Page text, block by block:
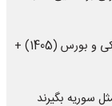
از کجا نقره بخریم؟ مقایسه خرید نقره آنلاین، فیزیکی و بورس (1405) +